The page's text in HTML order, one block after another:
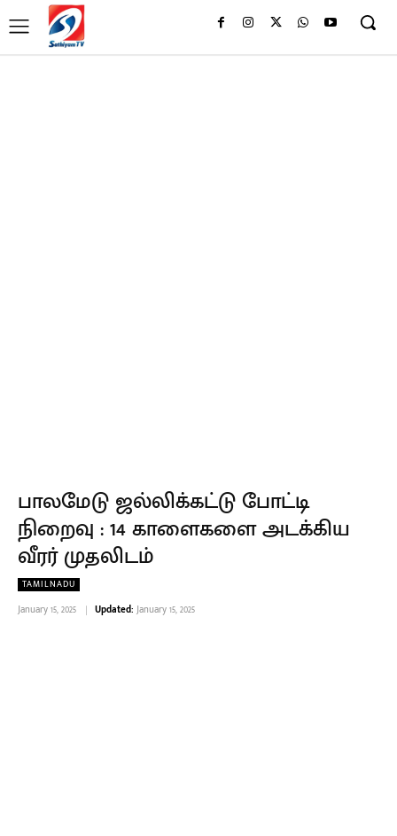
பாலமேடு ஜல்லிக்கட்டு போட்டி
நிறைவு : 14 காளைகளை அடக்கிய
வீரர் முதலிடம்
TAMILNADU
January 15, 2025 Updated: January 15, 2025